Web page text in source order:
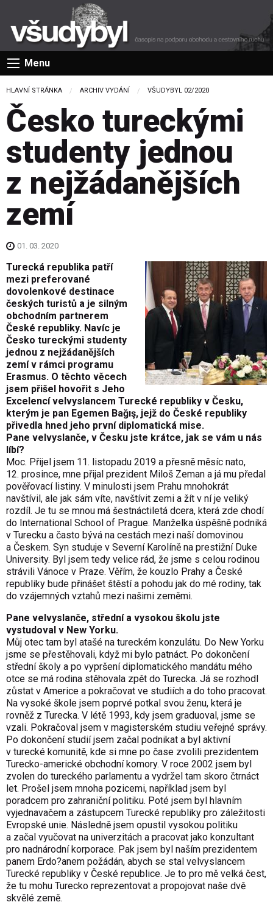
Menu
HLAVNÍ STRÁNKA ARCHIV VYDÁNÍ VŠUDYBYL 02/2020
Česko tureckými
studenty jednou
z nejžádanějších
zemí
01. 03. 2020
Turecká republika patří
mezi preferované
dovolenkové destinace
českých turistů a je silným
obchodním partnerem
České republiky. Navíc je
Česko tureckými studenty
jednou z nejžádanějších
zemí v rámci programu
Erasmus. O těchto věcech
jsem přišel hovořit s Jeho
Excelencí velvyslancem Turecké republiky v Česku,
kterým je pan Egemen Bağış, jejž do České republiky
přivedla hned jeho první diplomatická mise.
Pane velvyslanče, v Česku jste krátce, jak se vám u nás
líbí?
Moc. Přijel jsem 11. listopadu 2019 a přesně měsíc nato,
12. prosince, mne přijal prezident Miloš Zeman a já mu předal
pověřovací listiny. V minulosti jsem Prahu mnohokrát
navštívil, ale jak sám víte, navštívit zemi a žít v ní je veliký
rozdíl. Je tu se mnou má šestnáctiletá dcera, která zde chodí
do International School of Prague. Manželka úspěšně podniká
v Turecku a často bývá na cestách mezi naší domovinou
a Českem. Syn studuje v Severní Karolíně na prestižní Duke
University. Byl jsem tedy velice rád, že jsme s celou rodinou
strávili Vánoce v Praze. Věřím, že kouzlo Prahy a České
republiky bude přinášet štěstí a pohodu jak do mé rodiny, tak
do vzájemných vztahů mezi našimi zeměmi.
Pane velvyslanče, střední a vysokou školu jste
vystudoval v New Yorku.
Můj otec tam byl atašé na tureckém konzulátu. Do New Yorku
jsme se přestěhovali, když mi bylo patnáct. Po dokončení
střední školy a po vypršení diplomatického mandátu mého
otce se má rodina stěhovala zpět do Turecka. Já se rozhodl
zůstat v Americe a pokračovat ve studiích a do toho pracovat.
Na vysoké škole jsem poprvé potkal svou ženu, která je
rovněž z Turecka. V létě 1993, kdy jsem graduoval, jsme se
vzali. Pokračoval jsem v magisterském studiu veřejné správy.
Po dokončení studií jsem začal podnikat a byl aktivní
v turecké komunitě, kde si mne po čase zvolili prezidentem
Turecko-americké obchodní komory. V roce 2002 jsem byl
zvolen do tureckého parlamentu a vydržel tam skoro čtrnáct
let. Prošel jsem mnoha pozicemi, například jsem byl
poradcem pro zahraniční politiku. Poté jsem byl hlavním
vyjednavačem a zástupcem Turecké republiky pro záležitosti
Evropské unie. Následně jsem opustil vysokou politiku
a začal vyučovat na univerzitách a pracovat jako konzultant
pro nadnárodní korporace. Pak jsem byl naším prezidentem
panem Erdo?anem požádán, abych se stal velvyslancem
Turecké republiky v České republice. Je to pro mě velká čest,
že tu mohu Turecko reprezentovat a propojovat naše dvě
skvělé země.